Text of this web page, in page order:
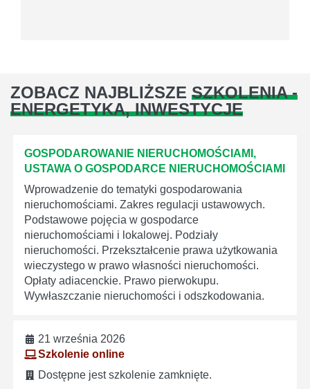
ZOBACZ NAJBLIŻSZE SZKOLENIA -
ENERGETYKA, INWESTYCJE
GOSPODAROWANIE NIERUCHOMOŚCIAMI,
USTAWA O GOSPODARCE NIERUCHOMOŚCIAMI
Wprowadzenie do tematyki gospodarowania
nieruchomościami. Zakres regulacji ustawowych.
Podstawowe pojęcia w gospodarce
nieruchomościami i lokalowej. Podziały
nieruchomości. Przekształcenie prawa użytkowania
wieczystego w prawo własności nieruchomości.
Opłaty adiacenckie. Prawo pierwokupu.
Wywłaszczanie nieruchomości i odszkodowania.
21 września 2026
Szkolenie online
Dostępne jest szkolenie zamknięte.